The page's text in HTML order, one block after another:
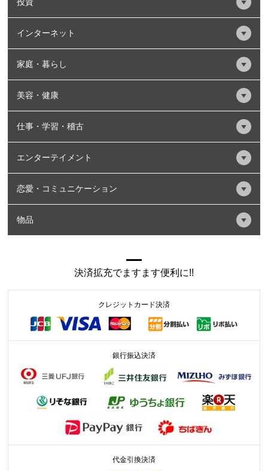
インターネット
家庭・暮らし
美容・健康
仕事・学習・稽古
エンターテイメント
恋愛・コミュニケーション
物品
決済拡充でますます便利に!!
クレジットカード決済
銀行振込決済
代金引換決済